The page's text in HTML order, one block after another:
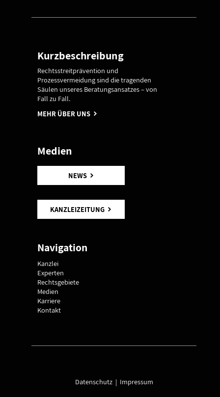
Kurzbeschreibung
Rechtsstreitprävention und
Prozessvermeidung sind die tragenden
Säulen unseres Beratungsansatzes – von
Fall zu Fall.
MEHR ÜBER UNS
Medien
NEWS
KANZLEIZEITUNG
Navigation
Kanzlei
Experten
Rechtsgebiete
Medien
Karriere
Kontakt
Datenschutz | Impressum